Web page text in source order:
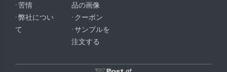
· 苦情
· 弊社につい
て
品の画像
· クーポン
· サンプルを
注文する